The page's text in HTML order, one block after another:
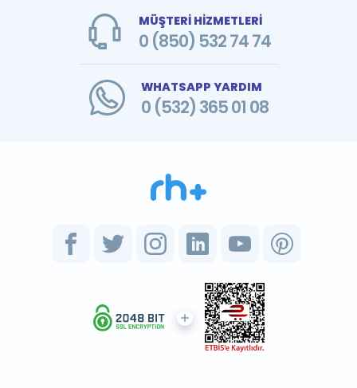
MÜŞTERİ HİZMETLERİ
0 (850) 532 74 74
WHATSAPP YARDIM
0 (532) 365 01 08